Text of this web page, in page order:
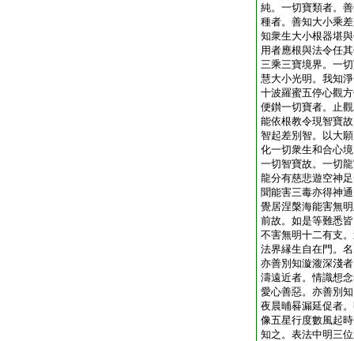
純。一切寶類者。
種者。善知大小乘
知衆生大小根器堪
用者應根與法令任
三乘三寶境界。一
慧大小光明。我知
十波羅蜜五停心觀
便鑚一切寶者。止
能依根教令現智寶
智起差別智。以大
化一切衆生和合心
一切智寶故。一切
龍分有慈悲遊空神
聞能害三毒亦得神
覺居涅槃海能害無
前故。如是等難悉
不害無明十二有支
法界縁生自在門。
亦善別知漩澓深淺
濤遠近者。情識想
愛心善惡。亦善別
夜晨晡晷漏延促者
像五星行度數風起
知之。表法中明三